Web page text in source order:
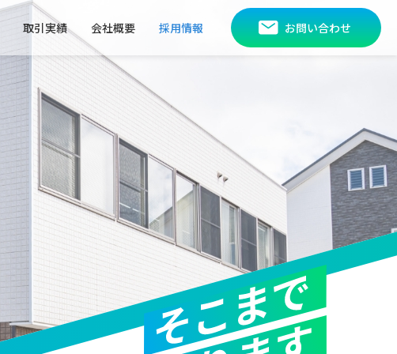
取引実績 会社概要 採用情報 お問い合わせ